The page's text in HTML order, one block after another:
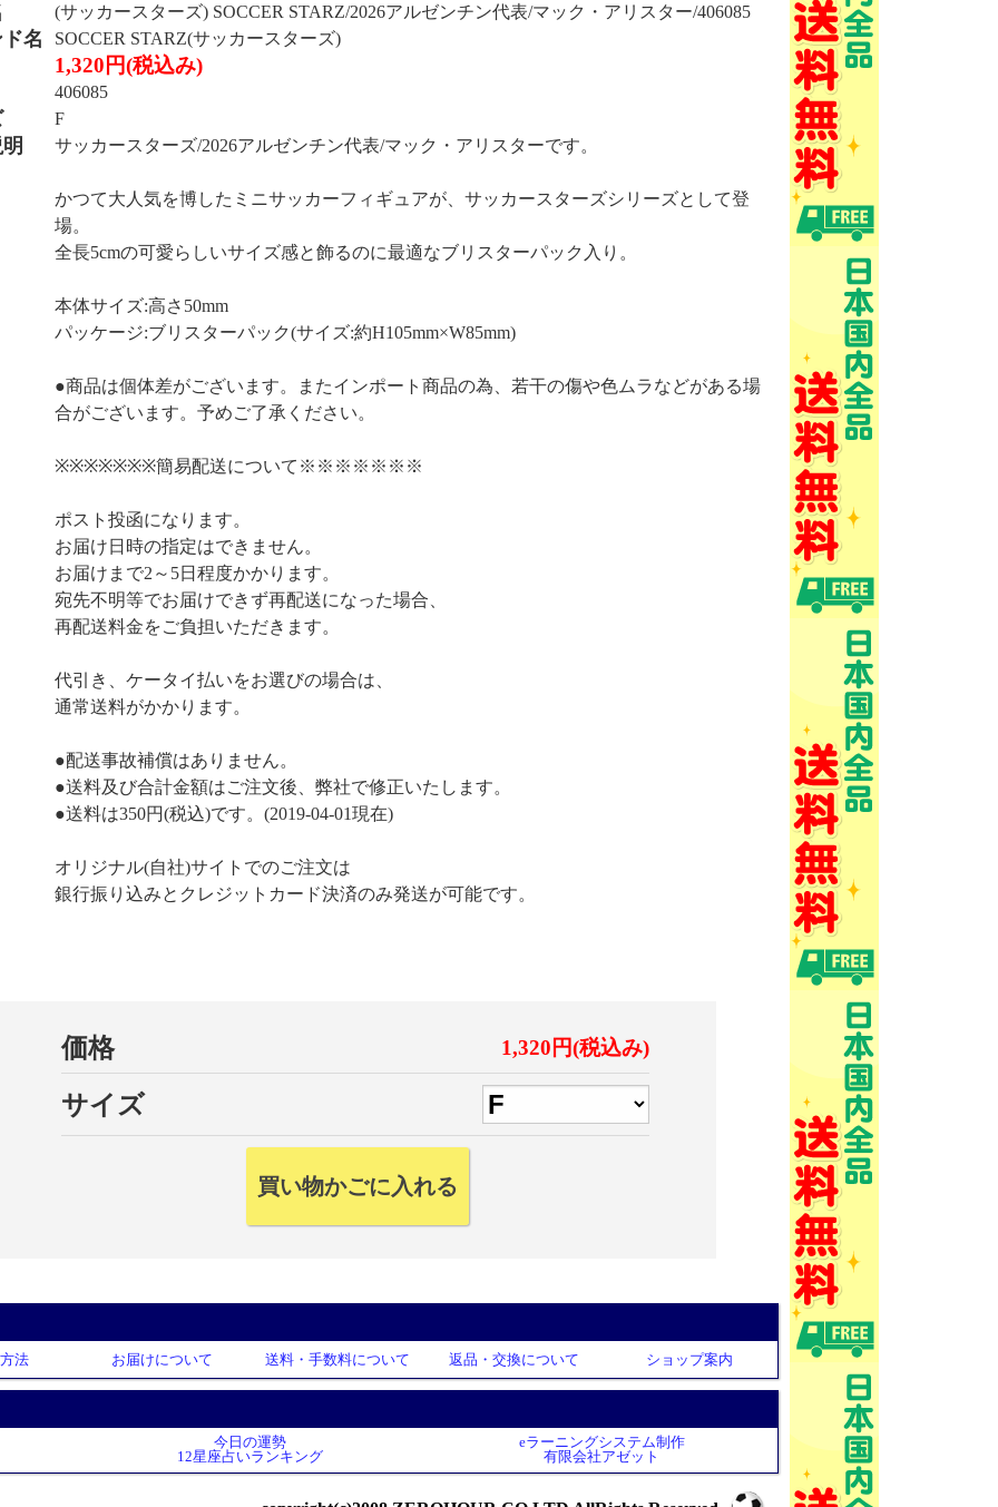
(サッカースターズ) SOCCER STARZ/2026アルゼンチン代表/マック・アリスター/406085
名 SOCCER STARZ(サッカースターズ)
1,320円(税込み)
406085
F
サッカースターズ/2026アルゼンチン代表/マック・アリスターです。
かつて大人気を博したミニサッカーフィギュアが、サッカースターズシリーズとして登
場。
全長5cmの可愛らしいサイズ感と飾るのに最適なブリスターパック入り。
本体サイズ:高さ50mm
パッケージ:ブリスターパック(サイズ:約H105mm×W85mm)
●商品は個体差がございます。またインポート商品の為、若干の傷や色ムラなどがある場
合がございます。予めご了承ください。
※※※※※※※簡易配送について※※※※※※※
ポスト投函になります。
お届け日時の指定はできません。
お届けまで2～5日程度かかります。
宛先不明等でお届けできず再配送になった場合、
再配送料金をご負担いただきます。
代引き、ケータイ払いをお選びの場合は、
通常送料がかかります。
●配送事故補償はありません。
●送料及び合計金額はご注文後、弊社で修正いたします。
●送料は350円(税込)です。(2019-04-01現在)
オリジナル(自社)サイトでのご注文は
銀行振り込みとクレジットカード決済のみ発送が可能です。
価格 1,320円(税込み)
サイズ
法 お届けについて 送料・手数料について 返品・交換について ショップ案内
今日の運勢
12星座占いランキング
eラーニングシステム制作
有限会社アゼット